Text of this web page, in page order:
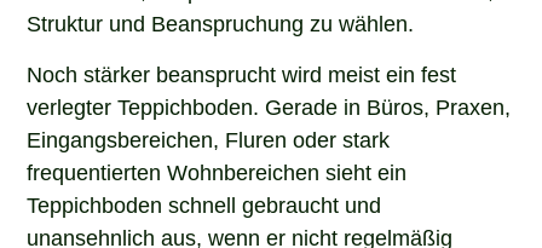
Struktur und Beanspruchung zu wählen.
Noch stärker beansprucht wird meist ein fest
verlegter Teppichboden. Gerade in Büros, Praxen,
Eingangsbereichen, Fluren oder stark
frequentierten Wohnbereichen sieht ein
Teppichboden schnell gebraucht und
unansehnlich aus, wenn er nicht regelmäßig